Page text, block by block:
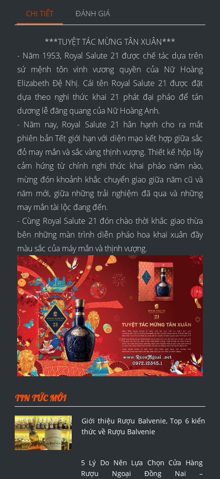
CHI TIẾT ĐÁNH GIÁ
***TUYỆT TÁC MỪNG TÂN XUÂN***
- Năm 1953, Royal Salute 21 được chế tác dựa trên
sứ mệnh tôn vinh vương quyền của Nữ Hoàng
Elizabeth Đệ Nhị. Cái tên Royal Salute 21 được đặt
dựa theo nghi thức khai 21 phát đại pháo để tán
dương lễ đăng quang của Nữ Hoàng Anh.
- Năm nay, Royal Salute 21 hân hạnh cho ra mắt
phiên bản Tết giới hạn với diện mạo kết hợp giữa sắc
đỏ may mắn và sắc vàng thịnh vượng. Thiết kế hộp lấy
cảm hứng từ chính nghi thức khai pháo năm nào,
mừng đón khoảnh khắc chuyển giao giữa năm cũ và
năm mới, giữa những trải nghiệm đã qua và những
may mắn tài lộc đang đến.
- Cùng Royal Salute 21 đón chào thời khắc giao thừa
bên những màn trình diễn pháo hoa khai xuân đầy
màu sắc của máy mắn và thịnh vượng.
TIN TỨC MỚI
Giới thiệu Rượu Balvenie, Top 6 kiến
thức về Rượu Balvenie
5 Lý Do Nên Lựa Chọn Cửa Hàng
Rượu Ngoại Đồng Nai –